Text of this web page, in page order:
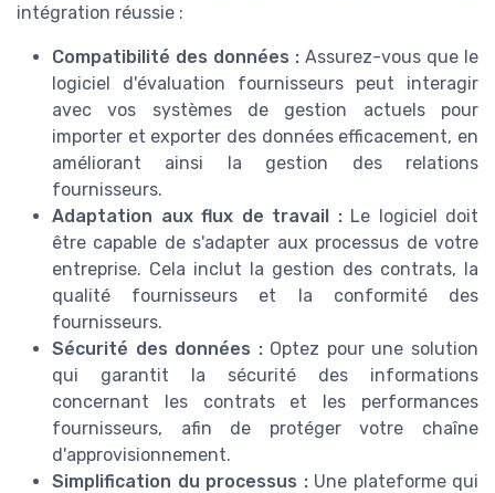
intégration réussie :
Compatibilité des données : Assurez-vous que le
logiciel d'évaluation fournisseurs peut interagir
avec vos systèmes de gestion actuels pour
importer et exporter des données efficacement, en
améliorant ainsi la gestion des relations
fournisseurs.
Adaptation aux flux de travail :Le logiciel doit
être capable de s'adapter aux processus de votre
entreprise. Cela inclut la gestion des contrats, la
qualité fournisseurs et la conformité des
fournisseurs.
Sécurité des données :Optez pour une solution
qui garantit la sécurité des informations
concernant les contrats et les performances
fournisseurs, afin de protéger votre chaîne
d'approvisionnement.
Simplification du processus :Une plateforme qui